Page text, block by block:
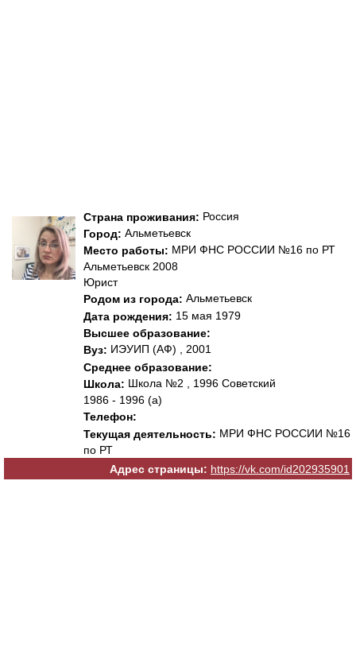
Страна проживания: Россия
Город: Альметьевск
Место работы: МРИ ФНС РОССИИ №16 по РТ
Альметьевск 2008
Юрист
Родом из города: Альметьевск
Дата рождения: 15 мая 1979
Высшее образование:
Вуз: ИЭУИП (АФ) , 2001
Среднее образование:
Школа: Школа №2 , 1996 Советский
1986 - 1996 (а)
Телефон:
Текущая деятельность: МРИ ФНС РОССИИ №16
по РТ
Адрес страницы: https://vk.com/id202935901